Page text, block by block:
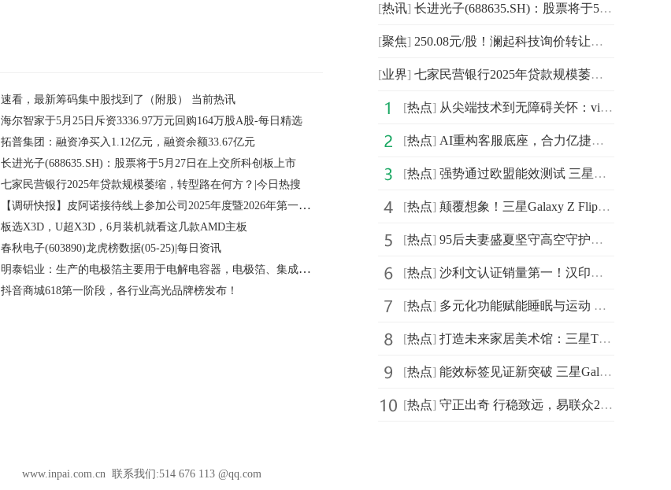
速看，最新筹码集中股找到了（附股） 当前热讯
海尔智家于5月25日斥资3336.97万元回购164万股A股-每日精选
拓普集团：融资净买入1.12亿元，融资余额33.67亿元
长进光子(688635.SH)：股票将于5月27日在上交所科创板上市
七家民营银行2025年贷款规模萎缩，转型路在何方？|今日热搜
【调研快报】皮阿诺接待线上参加公司2025年度暨2026年第一季度业绩说明会的全体投资者调研
板选X3D，U超X3D，6月装机就看这几款AMD主板
春秋电子(603890)龙虎榜数据(05-25)|每日资讯
明泰铝业：生产的电极箔主要用于电解电容器，电极箔、集成电路铝基板等产品可应用于5G基站、ai数据中心 即时看
抖音商城618第一阶段，各行业高光品牌榜发布！
[热讯] 长进光子(688635.SH)：股票将于5月27日在上交所科创板上市
[聚焦] 250.08元/股！澜起科技询价转让价格初步确定，拟转让股份获全额认购
[业界] 七家民营银行2025年贷款规模萎缩，转型路在何方？|今日热搜
[热点] 从尖端技术到无障碍关怀：vivo携多项创新成果亮相联通合作伙伴大会
[热点] AI重构客服底座，合力亿捷入选《2025中国企业数智化转型升级服务全景图》
[热点] 强势通过欧盟能效测试 三星Galaxy Z Flip7|Z Flip7 FE耐用性太出色
[热点] 颠覆想象！三星Galaxy Z Flip7灵活拍摄方式让创作更自由、更简单
[热点] 95后夫妻盛夏坚守高空守护万家清凉 京东以旧换新享国补再送外卖券
[热点] 沙利文认证销量第一！汉印便携A4打印机如何引爆新蓝海
[热点] 多元化功能赋能睡眠与运动 三星Galaxy Watch8系列初体验
[热点] 打造未来家居美术馆：三星The Frame画壁艺术电视凭何成为客厅空间主角？
[热点] 能效标签见证新突破 三星Galaxy Z Flip7系列带给用户更安心的体验
[热点] 守正出奇 行稳致远，易联众2025年度年中工作会议顺利召开
www.inpai.com.cn 联系我们:514 676 113 @qq.com